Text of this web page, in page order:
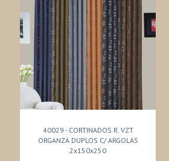
40029 - CORTINADOS R. VZT
ORGANZA DUPLOS C/ ARGOLAS
2x150x250